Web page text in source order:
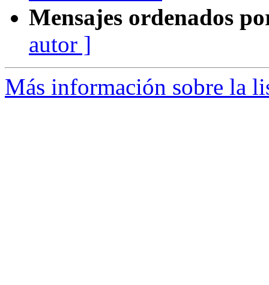
Mensajes ordenados
autor ]
Más información sobre la